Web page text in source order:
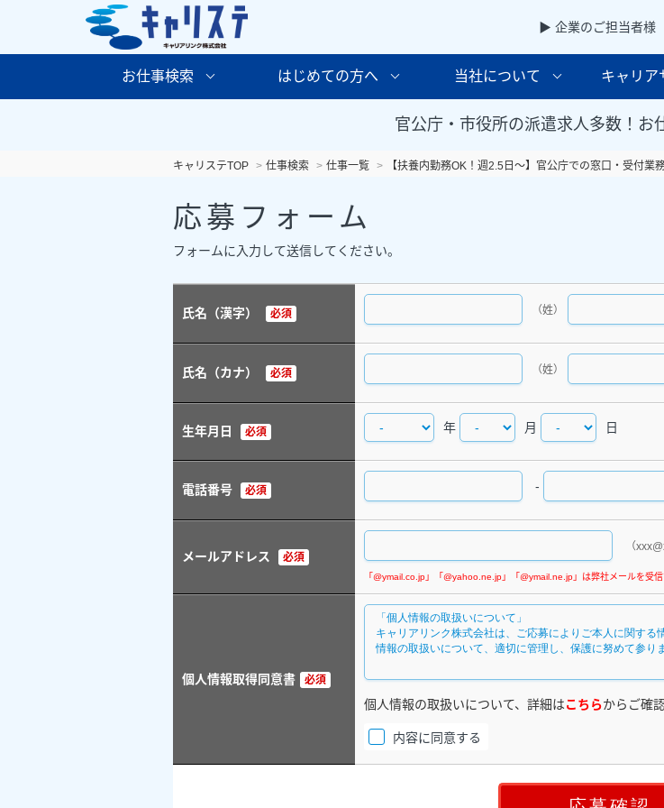
▶ 企業のご担当者様
お仕事検索 はじめての方へ 当社について キャリア
官公庁・市役所の派遣求人多数！お
キャリステTOP 仕事検索 仕事一覧 【扶養内勤務OK！週2.5日～】官公庁での窓口・受付業
応募フォーム
フォームに入力して送信してください。
氏名（漢字） 必須 （姓）
氏名（カナ） 必須 （姓）
生年月日 必須 年 月 日
電話番号 必須 -
メールアドレス 必須
（
個人情報取得同意書 必須
個人情報の取扱いについて、詳細はこちらからご確
内容に同意する